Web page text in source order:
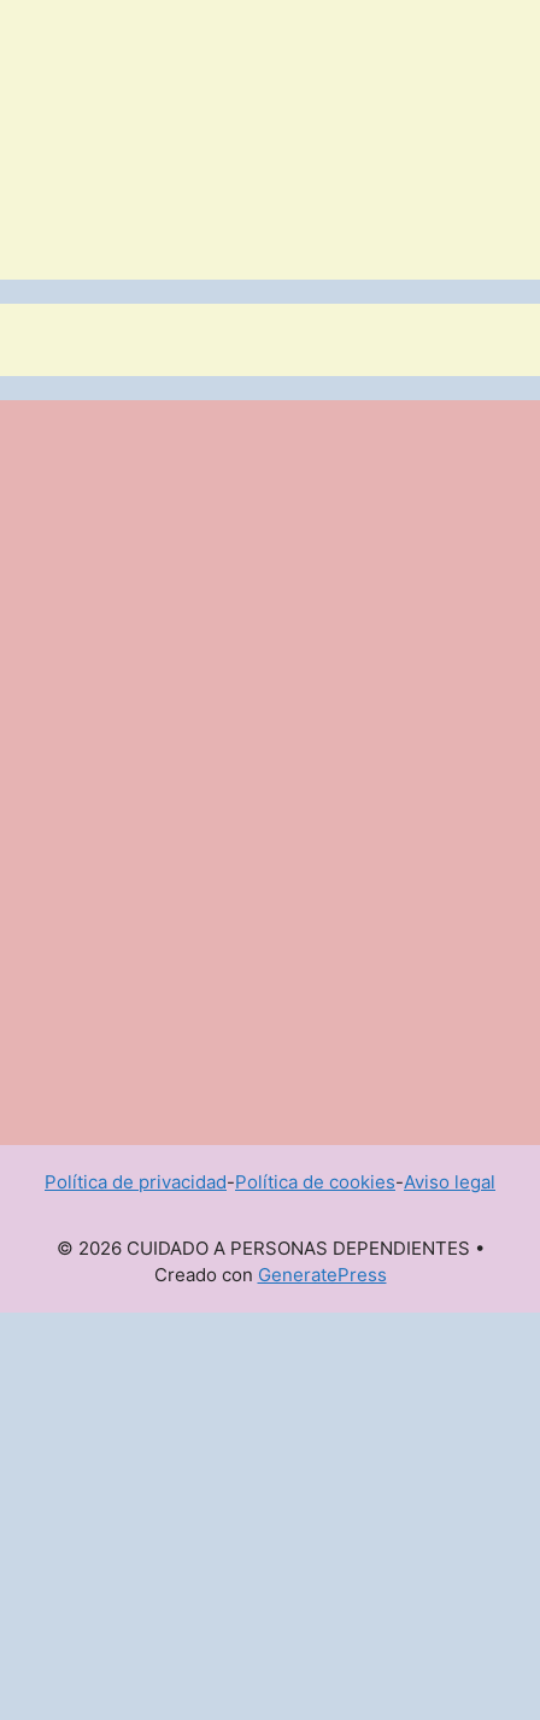
Política de privacidad-Política de cookies-Aviso legal
© 2026 CUIDADO A PERSONAS DEPENDIENTES •
Creado con GeneratePress